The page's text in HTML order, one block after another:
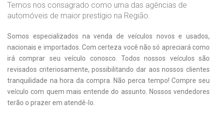
Temos nos consagrado como uma das agências de
automóveis de maior prestígio na Região.
Somos especializados na venda de veículos novos e usados,
nacionais e importados. Com certeza você não só apreciará como
irá comprar seu veículo conosco. Todos nossos veículos são
revisados criteriosamente, possibilitando dar aos nossos clientes
tranquilidade na hora da compra. Não perca tempo! Compre seu
veículo com quem mais entende do assunto. Nossos vendedores
terão o prazer em atendê-lo.